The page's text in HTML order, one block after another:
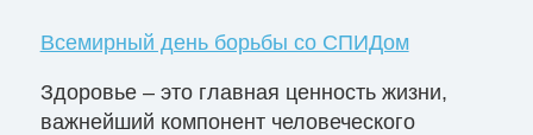
Всемирный день борьбы со СПИДом
Здоровье – это главная ценность жизни,
важнейший компонент человеческого